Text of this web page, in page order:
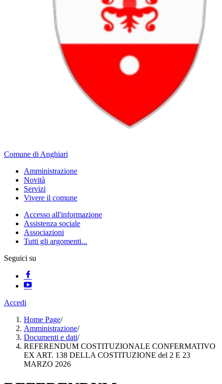
Comune di Anghiari
Amministrazione
Novità
Servizi
Vivere il comune
Accesso all'informazione
Assistenza sociale
Associazioni
Tutti gli argomenti...
Seguici su
Accedi
Home Page/
Amministrazione/
Documenti e dati/
REFERENDUM COSTITUZIONALE CONFERMATIVO
EX ART. 138 DELLA COSTITUZIONE del 2 E 23
MARZO 2026